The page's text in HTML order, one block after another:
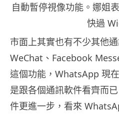
自動暫停視像功能。娜姐
快過
市面上其實也有不少其他
WeChat、Facebook
這個功能，WhatsApp 現
是跟各個通訊軟件看齊而
件更進一步，看來